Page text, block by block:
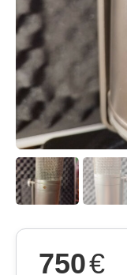
750€